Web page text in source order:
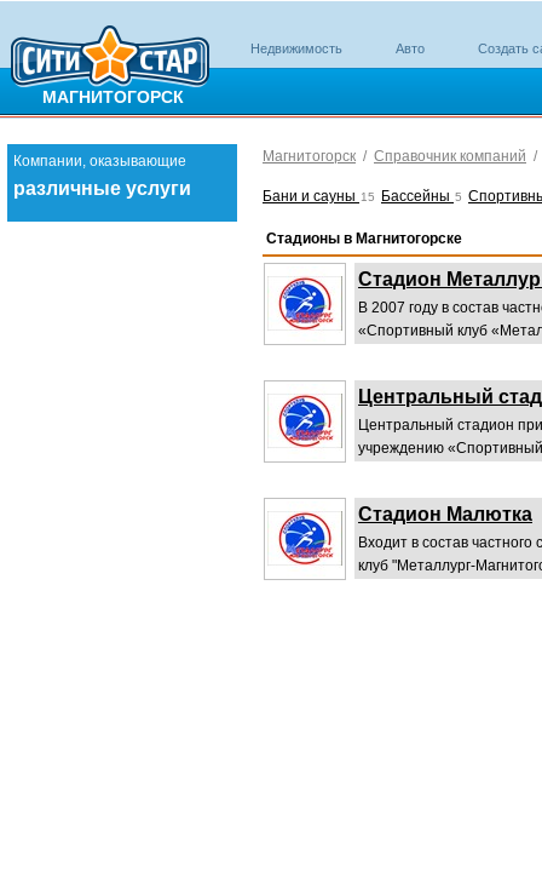
МАГНИТОГОРСК
Недвижимость Авто Создать
Компании, оказывающие
различные услуги
Магнитогорск / Справочник компаний
Бани и сауны 15 Бассейны 5
Стадионы в Магнитогорске
Стадион
В 2007 году в состав
«Спортивный клуб
Центральный
Центральный стадион
учреждению «Спортивный
Стадион Малютка
Входит в состав
клуб "Металлург-